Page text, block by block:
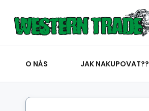
O NÁS JAK NAKUPOVAT??